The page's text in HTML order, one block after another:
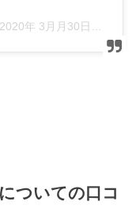
2020年 3月月30日午前3時55分PDT
ついての口コ